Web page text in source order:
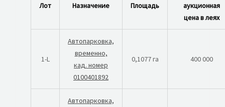
Лот Назначение Площадь
аукционная
цена в леях
1-L
Автопарковка,
временно,
кад. номер
0100401892
0,1077 га 400 000
Автопарковка,